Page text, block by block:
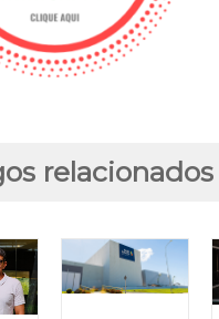
relacionados